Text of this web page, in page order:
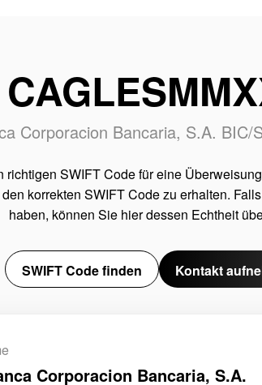
Corporacion Bancaria, S.A. BIC/
richtigen SWIFT Code für eine
korrekten SWIFT Code zu erhalten.
haben, können Sie hier dessen Echtheit
SWIFT Code finden Kontakt
Corporacion Bancaria, S.A.